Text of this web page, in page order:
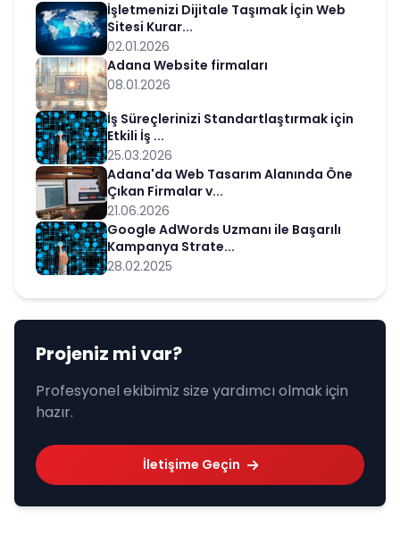
İşletmenizi Dijitale Taşımak İçin Web
Sitesi Kurar...
02.01.2026
Adana Website firmaları
08.01.2026
İş Süreçlerinizi Standartlaştırmak için
Etkili İş ...
25.03.2026
Adana'da Web Tasarım Alanında Öne
Çıkan Firmalar v...
21.06.2026
Google AdWords Uzmanı ile Başarılı
Kampanya Strate...
28.02.2025
Projeniz mi var?
Profesyonel ekibimiz size yardımcı olmak için
hazır.
İletişime Geçin